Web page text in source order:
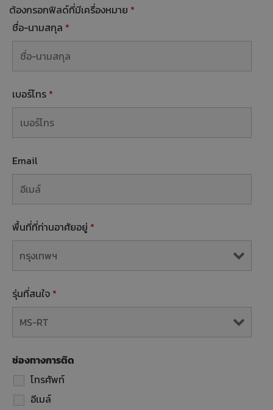
ต้องกรอกฟิลด์ที่มีเครื่องหมาย *
ชื่อ-นามสกุล *
เบอร์โทร *
Email
พื้นที่ที่ท่านอาศัยอยู่ *
รุ่นที่สนใจ *
ช่องทางการติด
โทรศัพท์
อีเมล์